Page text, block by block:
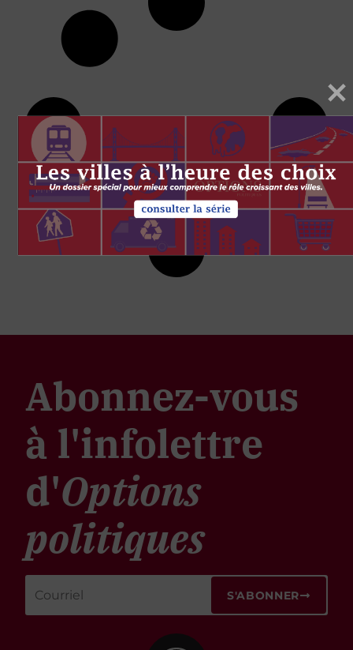
Abonnez-vous
à l'infolettre
d'Options
politiques
S'ABONNER